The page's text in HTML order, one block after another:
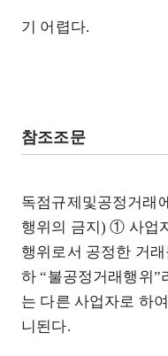
기 어렵다.
참조조문
독점규제및공정거래
행위의 금지) ① 사업
행위로서 공정한 거
하 “불공정거래행위”
는 다른 사업자로 하
니된다.